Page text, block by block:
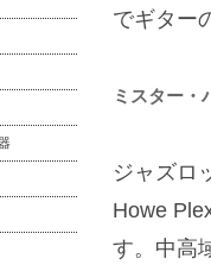
でギター
ミスター・
ジャズロ
Howe
す。中高